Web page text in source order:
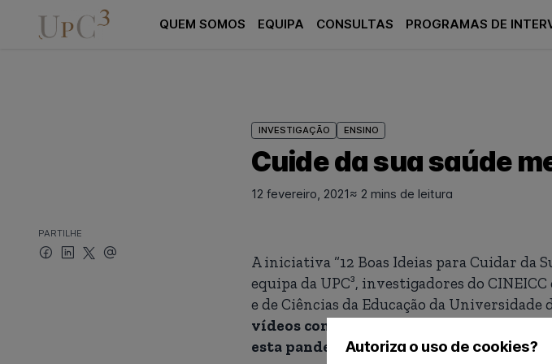
Autoriza o uso de cookies?
QUEM SOMOS EQUIPA CONSULTAS PROGRAMAS DE
INVESTIGAÇÃO ENSINO
Cuide da sua saúde
12 fevereiro, 2021≈ 2 mins de leitura
PARTILHE
A iniciativa “12 Boas Ideias para Cuidar da
equipa da UPC³, investigadores do
e de Ciências da Educação da
vídeos com ideias para o ajudar a cuidar
esta pandemia.